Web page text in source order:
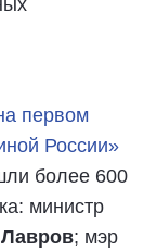
первом
России»
более 600
министр
; мэр